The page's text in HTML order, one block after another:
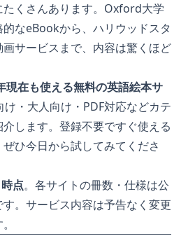
くさんあります。Oxford大学
なeBookから、ハリウッドスタ
サービスまで、内容は驚くほど
現在も使える無料の英語絵本サ
け・大人向け・PDF対応などカテ
します。登録不要ですぐ使える
ひ今日から試してみてくださ
点。各サイトの冊数・仕様は公
。サービス内容は予告なく変更